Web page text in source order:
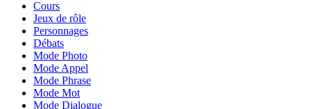
Cours
Jeux de rôle
Personnages
Débats
Mode Photo
Mode Appel
Mode Phrase
Mode Mot
Mode Dialogue